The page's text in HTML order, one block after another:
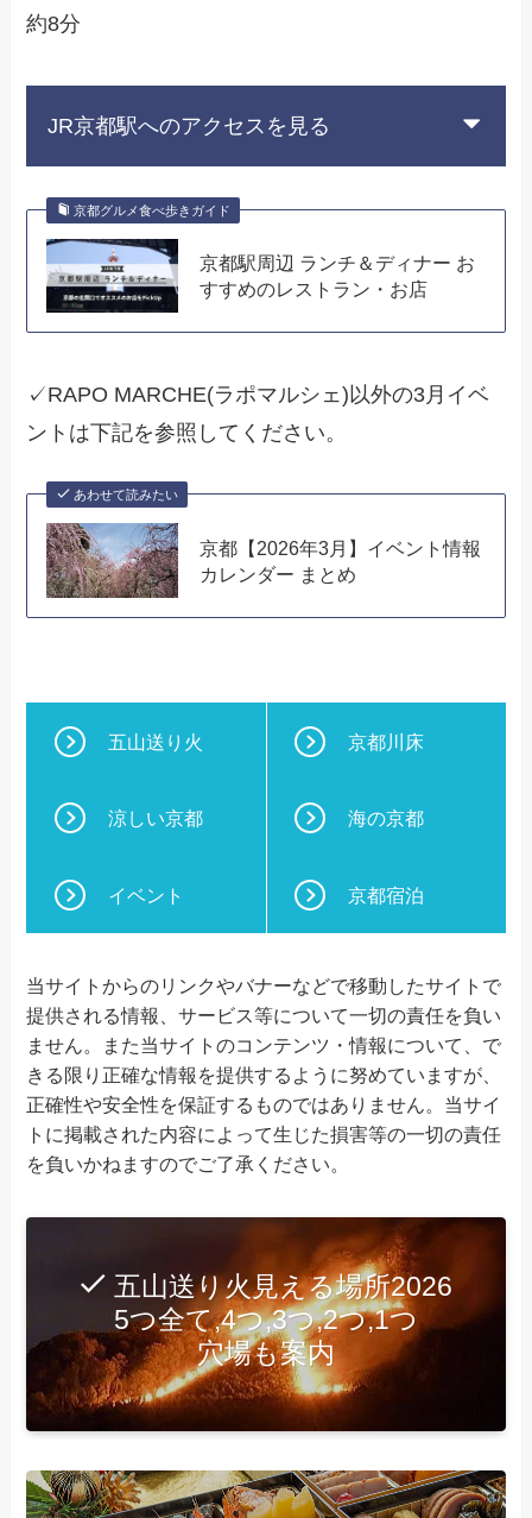
約8分
JR京都駅へのアクセスを見る
京都グルメ食べ歩きガイド
京都駅周辺 ランチ＆ディナー お
すすめのレストラン・お店
✓RAPO MARCHE(ラポマルシェ)以外の3月イベ
ントは下記を参照してください。
あわせて読みたい
京都【2026年3月】イベント情報
カレンダー まとめ
五山送り火 京都川床
涼しい京都 海の京都
イベント 京都宿泊
当サイトからのリンクやバナーなどで移動したサイトで
提供される情報、サービス等について一切の責任を負い
ません。また当サイトのコンテンツ・情報について、で
きる限り正確な情報を提供するように努めていますが、
正確性や安全性を保証するものではありません。当サイ
トに掲載された内容によって生じた損害等の一切の責任
を負いかねますのでご了承ください。
五山送り火見える場所2026
5つ全て,4つ,3つ,2つ,1つ
穴場も案内